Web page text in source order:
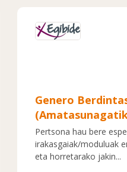
Genero
Pertsona hau bere
irakasgaiak/moduluak
eta horretarako jakin...